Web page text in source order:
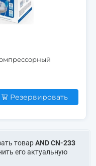
Резервировать
товарAND CN-233
его актуальную